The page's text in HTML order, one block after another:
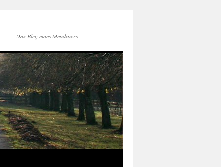
Das Blog eines Mendeners